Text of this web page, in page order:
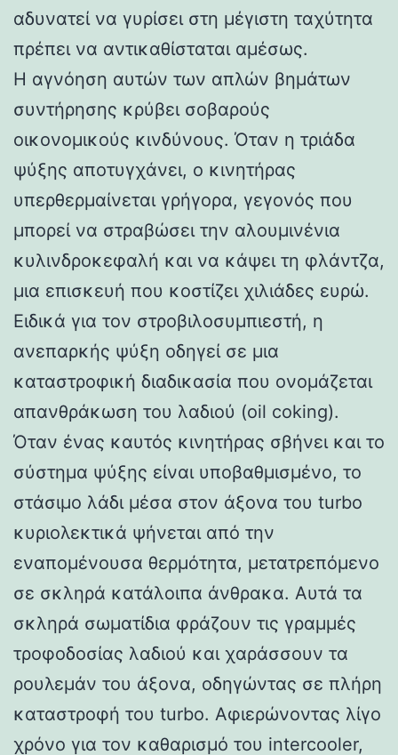
αδυνατεί να γυρίσει στη μέγιστη ταχύτητα
πρέπει να αντικαθίσταται αμέσως.
Η αγνόηση αυτών των απλών βημάτων
συντήρησης κρύβει σοβαρούς
οικονομικούς κινδύνους. Όταν η τριάδα
ψύξης αποτυγχάνει, ο κινητήρας
υπερθερμαίνεται γρήγορα, γεγονός που
μπορεί να στραβώσει την αλουμινένια
κυλινδροκεφαλή και να κάψει τη φλάντζα,
μια επισκευή που κοστίζει χιλιάδες ευρώ.
Ειδικά για τον στροβιλοσυμπιεστή, η
ανεπαρκής ψύξη οδηγεί σε μια
καταστροφική διαδικασία που ονομάζεται
απανθράκωση του λαδιού (oil coking).
Όταν ένας καυτός κινητήρας σβήνει και το
σύστημα ψύξης είναι υποβαθμισμένο, το
στάσιμο λάδι μέσα στον άξονα του turbo
κυριολεκτικά ψήνεται από την
εναπομένουσα θερμότητα, μετατρεπόμενο
σε σκληρά κατάλοιπα άνθρακα. Αυτά τα
σκληρά σωματίδια φράζουν τις γραμμές
τροφοδοσίας λαδιού και χαράσσουν τα
ρουλεμάν του άξονα, οδηγώντας σε πλήρη
καταστροφή του turbo. Αφιερώνοντας λίγο
χρόνο για τον καθαρισμό του intercooler,